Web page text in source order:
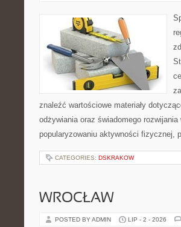
znaleźć wartościowe materiały
odżywiania oraz świadomego
popularyzowaniu aktywności fizycznej,
CATEGORIES: DSKRAKOW
WROCŁAW
POSTED BY ADMIN LIP - 2 - 2026